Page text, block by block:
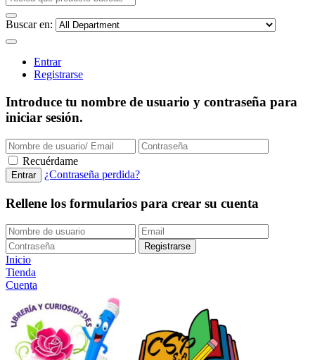
Buscar en:
Entrar
Registrarse
Introduce tu nombre de usuario y contraseña para
iniciar sesión.
Recuérdame
¿Contraseña perdida?
Rellene los formularios para crear su cuenta
Inicio
Tienda
Cuenta